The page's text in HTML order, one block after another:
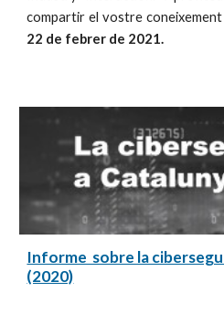
compartir el vostre coneixement
22 de febrer de 2021.
Informe  sobre la
(2020)